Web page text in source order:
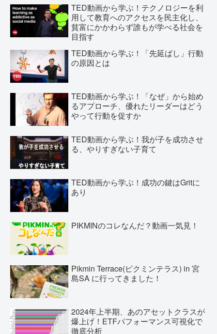
TED動画から学ぶ！テクノロジーを利
用して教育へのアクセスを民主化し、
貧富にかかわらず誰もが学べる社会を
目指す
TED動画から学ぶ！「先延ばし」行動
の原因とは
TED動画から学ぶ！「なぜ」から始め
るアプローチ、優れたリーダーはどう
やって行動を促すか
TED動画から学ぶ！我が子を成功させ
る、やりすぎない子育て
TED動画から学ぶ！成功の鍵はGritに
あり
PIKMINのコレなんだ？動画一気見！
Pikmin Terrace(ピクミンテラス) in 宮
島SA に行ってきました！
2024年上半期、あのアセットクラスが
爆上げ！ETFパフォーマンス可視化で
徹底分析